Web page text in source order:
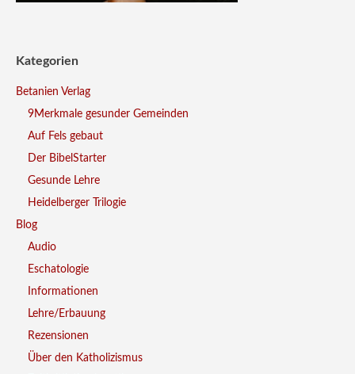
Kategorien
Betanien Verlag
9Merkmale gesunder Gemeinden
Auf Fels gebaut
Der BibelStarter
Gesunde Lehre
Heidelberger Trilogie
Blog
Audio
Eschatologie
Informationen
Lehre/Erbauung
Rezensionen
Über den Katholizismus